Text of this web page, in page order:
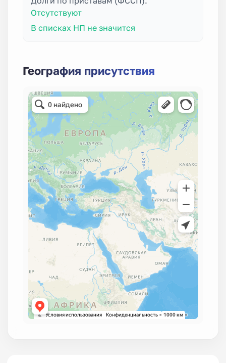
Отсутствуют
В списках НП не значится
География присутствия